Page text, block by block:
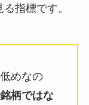
指標です。
めなの
柄ではな